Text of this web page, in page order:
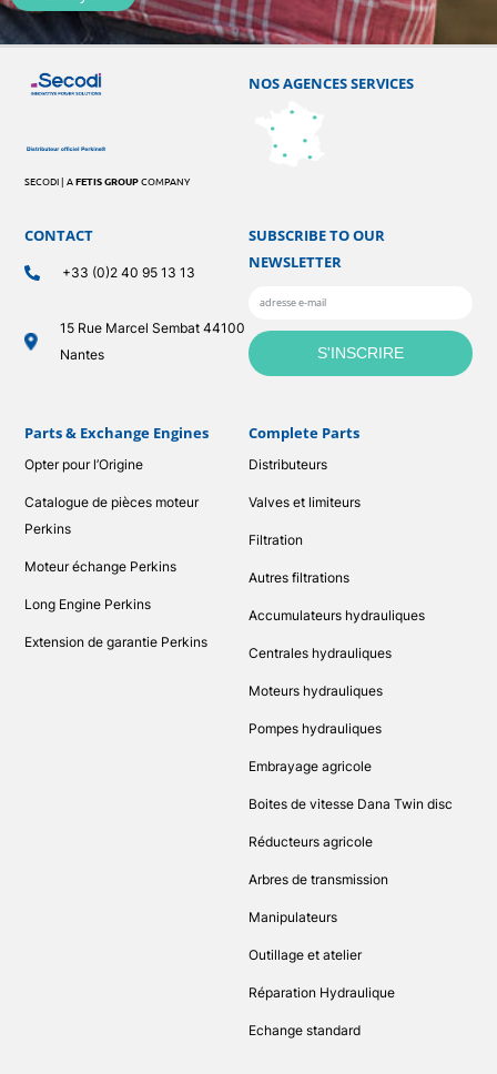
SECODI | AFETIS GROUPCOMPANY
Parts & Exchange Engines
Opter pour l’Origine
Catalogue de pièces moteur
Perkins
Moteur échange Perkins
Long Engine Perkins
Extension de garantie Perkins
CONTACT
+33 (0)2 40 95 13 13
15 Rue Marcel Sembat 44100
Nantes
Complete Parts
Distributeurs
Valves et limiteurs
Filtration
Autres filtrations
Accumulateurs hydrauliques
Centrales hydrauliques
Moteurs hydrauliques
Pompes hydrauliques
Embrayage agricole
Boites de vitesse Dana Twin disc
Réducteurs agricole
Arbres de transmission
Manipulateurs
Outillage et atelier
Réparation Hydraulique
Echange standard
NOS AGENCES SERVICES
SUBSCRIBE TO OUR
NEWSLETTER